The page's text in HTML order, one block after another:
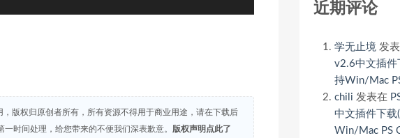
版权归原创者所有，所有资源不得用于商业用途，请在下载后
时间处理，给您带来的不便我们深表歉意。
版权声明点此了
近期评论
学无止境 发
v2.6中文插件
持Win/Mac
chili 发表在
中文插件下载
Win/Mac PS